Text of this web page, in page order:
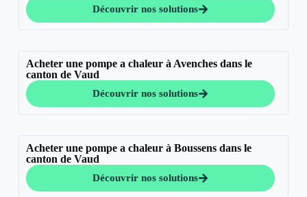
Découvrir nos solutions
Acheter une pompe a chaleur à Avenches dans le
canton de Vaud
Découvrir nos solutions
Acheter une pompe a chaleur à Boussens dans le
canton de Vaud
Découvrir nos solutions